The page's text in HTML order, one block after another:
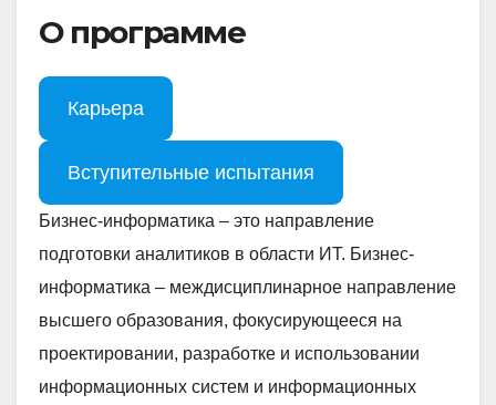
О программе
Карьера
Вступительные испытания
Бизнес-информатика – это направление
подготовки аналитиков в области ИТ. Бизнес-
информатика – междисциплинарное направление
высшего образования, фокусирующееся на
проектировании, разработке и использовании
информационных систем и информационных